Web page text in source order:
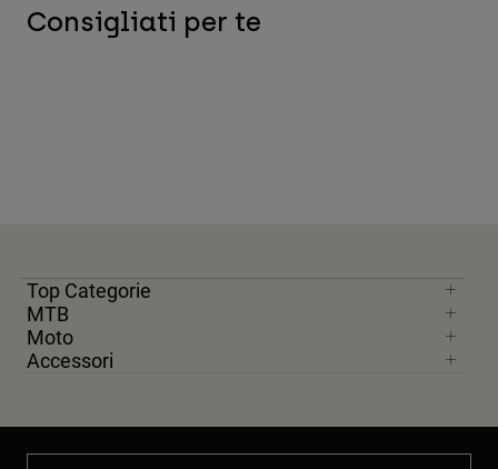
Consigliati per te
Top Categorie
MTB
Moto
Accessori